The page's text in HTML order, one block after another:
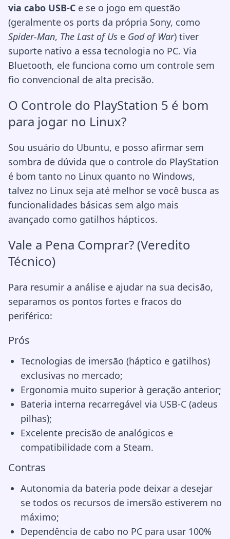
via cabo USB-C e se o jogo em questão
(geralmente os ports da própria Sony, como
Spider-Man, The Last of Us e God of War) tiver
suporte nativo a essa tecnologia no PC. Via
Bluetooth, ele funciona como um controle sem
fio convencional de alta precisão.
O Controle do PlayStation 5 é bom
para jogar no Linux?
Sou usuário do Ubuntu, e posso afirmar sem
sombra de dúvida que o controle do PlayStation
é bom tanto no Linux quanto no Windows,
talvez no Linux seja até melhor se você busca as
funcionalidades básicas sem algo mais
avançado como gatilhos hápticos.
Vale a Pena Comprar? (Veredito
Técnico)
Para resumir a análise e ajudar na sua decisão,
separamos os pontos fortes e fracos do
periférico:
Prós
Tecnologias de imersão (háptico e gatilhos)
exclusivas no mercado;
Ergonomia muito superior à geração anterior;
Bateria interna recarregável via USB-C (adeus
pilhas);
Excelente precisão de analógicos e
compatibilidade com a Steam.
Contras
Autonomia da bateria pode deixar a desejar
se todos os recursos de imersão estiverem no
máximo;
Dependência de cabo no PC para usar 100%